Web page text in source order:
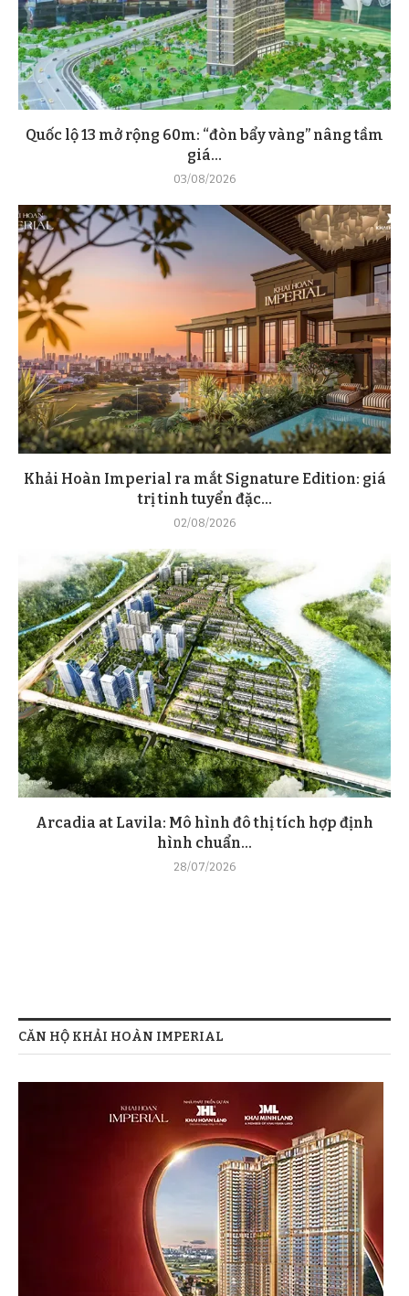
Quốc lộ 13 mở rộng 60m: “đòn bẩy vàng” nâng tầm
giá...
03/08/2026
Khải Hoàn Imperial ra mắt Signature Edition: giá
trị tinh tuyển đặc...
02/08/2026
Arcadia at Lavila: Mô hình đô thị tích hợp định
hình chuẩn...
28/07/2026
CĂN HỘ KHẢI HOÀN IMPERIAL